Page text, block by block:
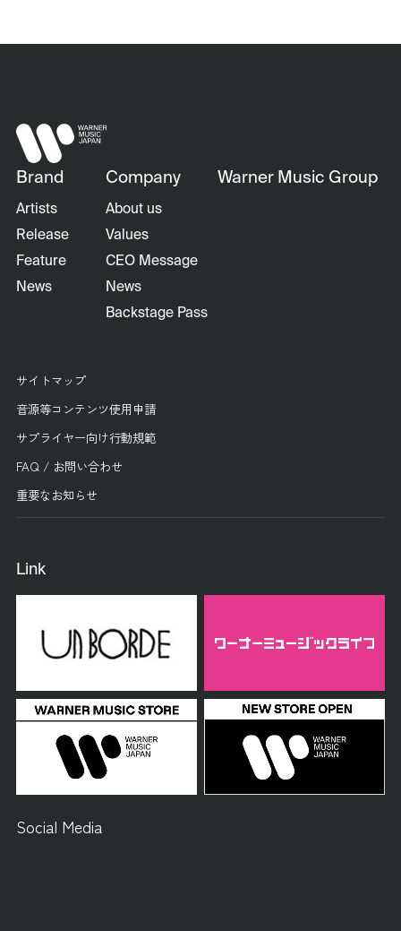
Brand
Artists
Release
Feature
News
Company
About us
Values
CEO Message
News
Backstage Pass
Warner Music Group
サイトマップ
音源等コンテンツ使用申請
サプライヤー向け行動規範
FAQ / お問い合わせ
重要なお知らせ
Link
Social Media